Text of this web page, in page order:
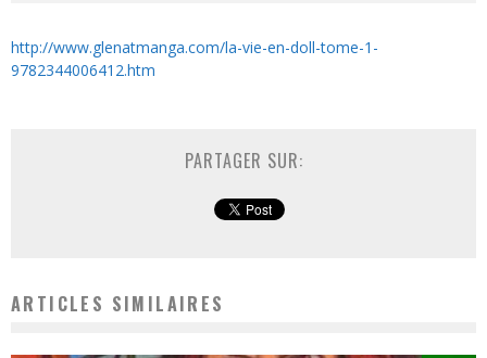
http://www.glenatmanga.com/la-vie-en-doll-tome-1-
9782344006412.htm
PARTAGER SUR:
ARTICLES SIMILAIRES